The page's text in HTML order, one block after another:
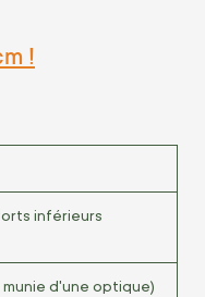
!
inférieurs
d'une optique)